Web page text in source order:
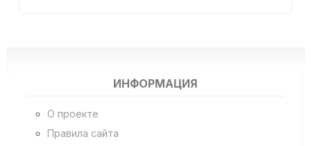
ИНФОРМАЦИЯ
О проекте
Правила сайта